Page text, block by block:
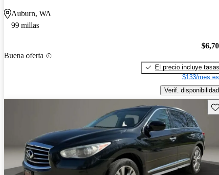
Auburn, WA
99 millas
Buena oferta
El precio incluye tasas
$133/mes
Verif. disponibilidad